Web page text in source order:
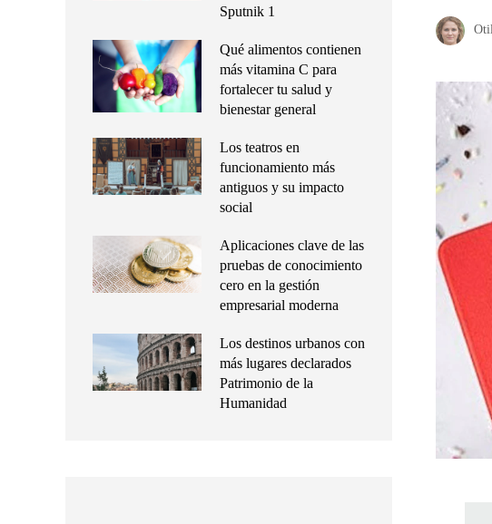
Sputnik 1
Qué alimentos contienen
más vitamina C para
fortalecer tu salud y
bienestar general
Los teatros en
funcionamiento más
antiguos y su impacto
social
Aplicaciones clave de las
pruebas de conocimiento
cero en la gestión
empresarial moderna
Los destinos urbanos con
más lugares declarados
Patrimonio de la
Humanidad